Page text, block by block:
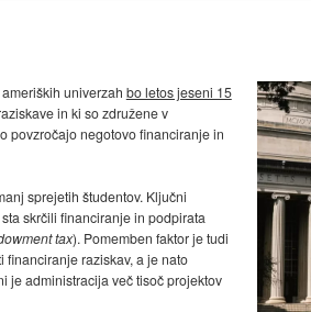
univerzah bo letos jeseni 15
in ki so združene v
povzročajo negotovo financiranje in
sprejetih študentov. Ključni
skrčili financiranje in podpirata
tax). Pomemben faktor je tudi
raziskav, a je nato
je administracija več tisoč projektov